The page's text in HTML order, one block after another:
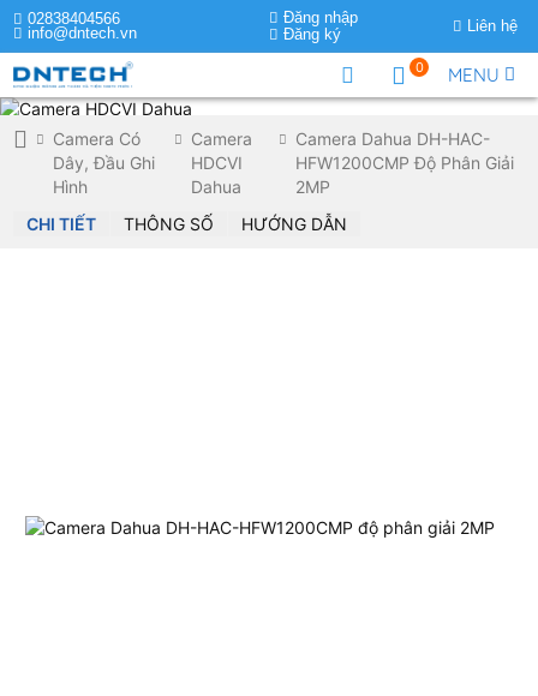
02838404566
info@dntech.vn
Đăng nhập
Đăng ký
Liên hệ
MENU
0
Camera Có
Dây, Đầu Ghi
Hình
Camera
HDCVI
Dahua
Camera Dahua DH-HAC-
HFW1200CMP Độ Phân Giải
2MP
CHI TIẾT
THÔNG SỐ HƯỚNG DẪN